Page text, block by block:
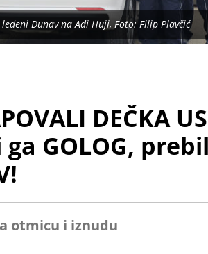
Dunav na Adi Huji, Foto: Filip Plavčić
DEČKA
GOLOG,
otmicu i iznudu